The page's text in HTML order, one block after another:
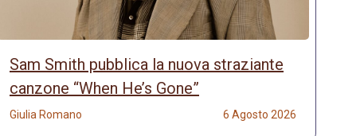
Sam Smith pubblica la nuova straziante
canzone “When He’s Gone”
Giulia Romano 6 Agosto 2026